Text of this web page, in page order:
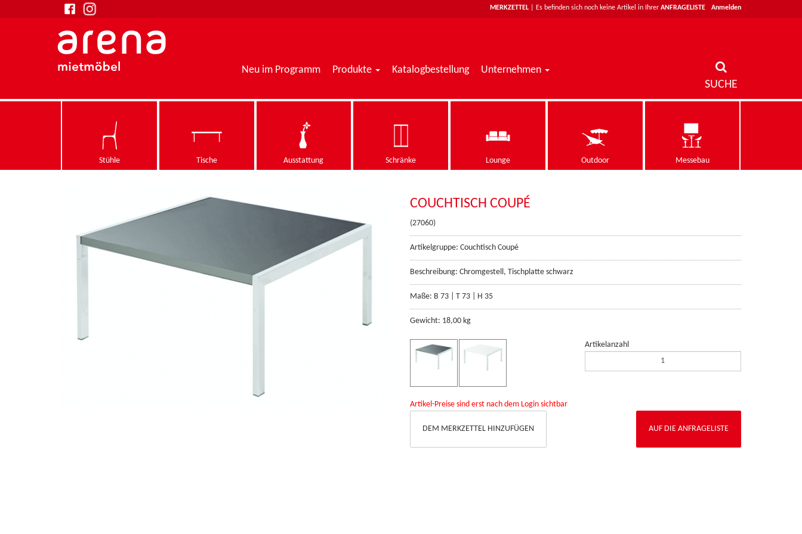
MERKZETTEL Es befinden sich noch keine Artikel in Ihrer ANFRAGELISTE Anmelden
Neu im Programm Produkte Katalogbestellung Unternehmen
SUCHE
Stühle Tische Ausstattung Schränke Lounge Outdoor Messebau
COUCHTISCH COUPÉ
(27060)
Artikelgruppe: Couchtisch Coupé
Beschreibung: Chromgestell, Tischplatte schwarz
Maße: B 73 | T 73 | H 35
Gewicht: 18,00 kg
Artikelanzahl
Artikel-Preise sind erst nach dem Login sichtbar
DEM MERKZETTEL HINZUFÜGEN AUF DIE ANFRAGELISTE